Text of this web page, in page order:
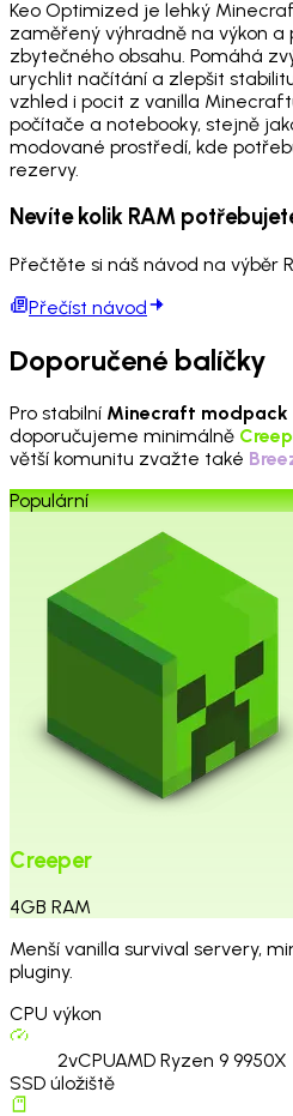
Keo Optimized je lehký
zaměřený výhradně na výkon a
zbytečného obsahu. Pomáhá
urychlit načítání a zlepšit
vzhled i pocit z vanilla
počítače a notebooky, stejně
modované prostředí, kde
rezervy.
Nevíte kolik RAM
Přečtěte si náš návod na výběr
Přečíst návod
Doporučené balíčky
Pro stabilní Minecraft modpack
doporučujeme minimálně
větší komunitu zvažte také
Populární
Creeper
4GB RAM
Menší vanilla survival servery,
pluginy.
CPU výkon
2vCPUAMD Ryzen 9 9950X
SSD úložiště